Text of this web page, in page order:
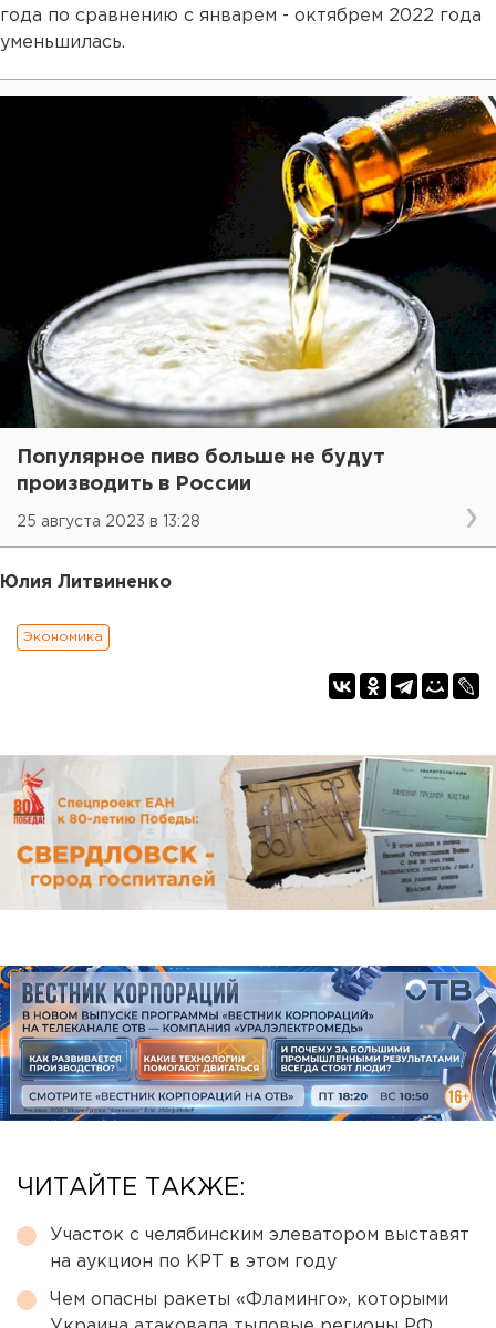
года по сравнению с январем - октябрем 2022 года
уменьшилась.
Популярное пиво больше не будут
производить в России
25 августа 2023 в 13:28
Юлия Литвиненко
Экономика
ЧИТАЙТЕ ТАКЖЕ:
Участок с челябинским элеватором выставят
на аукцион по КРТ в этом году
Чем опасны ракеты «Фламинго», которыми